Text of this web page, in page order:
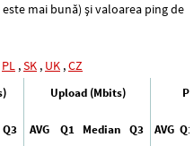
mai bună) și valoarea ping de
PL ,SK , UK ,CZ
Upload (Mbits)
Q3 AVG Q1 Median Q3 AVG Q1